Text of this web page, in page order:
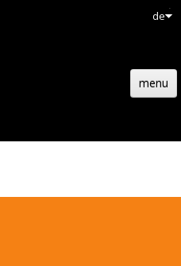
de
menu
TECHNOLOGIE